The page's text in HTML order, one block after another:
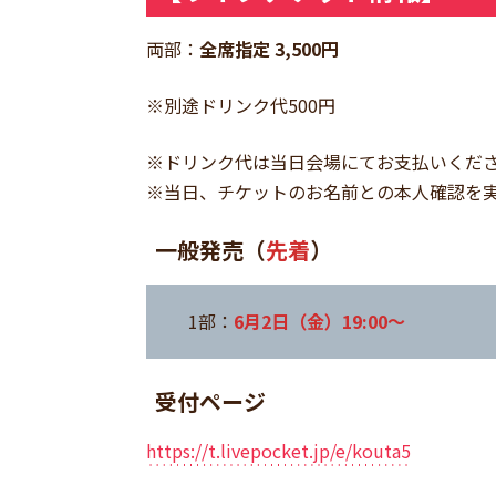
両部： 全席指定 3,500円
※別途ドリンク代500円
※ドリンク代は当日会場にてお支払いくださ
※当日、チケットのお名前との本人確認を実
一般発売（先着）
1部： 6月2日（金）19:00〜
受付ページ
https://t.livepocket.jp/e/kouta5